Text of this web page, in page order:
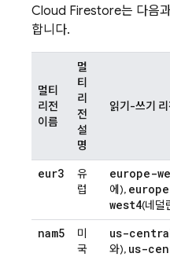
Cloud Firestore는 다음
합니다.
멀티
리전
이름
멀
티
리
전
설
명
읽기-쓰기 리
eur3
유
럽
europe-
에),
west4(네덜
nam5
미
국
us-
와), us-